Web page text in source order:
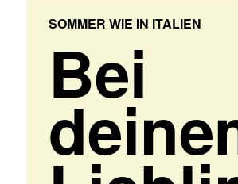
SOMMER WIE IN ITALIEN
Bei